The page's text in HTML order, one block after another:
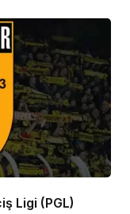
Ligi (PGL)